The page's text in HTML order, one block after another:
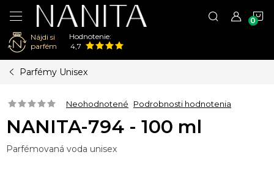
Nájdi si
parfém
Hodnotenie:
4,7
Parfémy Unisex
Neohodnotené Podrobnosti hodnotenia
NANITA-794 - 100 ml
Parfémovaná voda unisex